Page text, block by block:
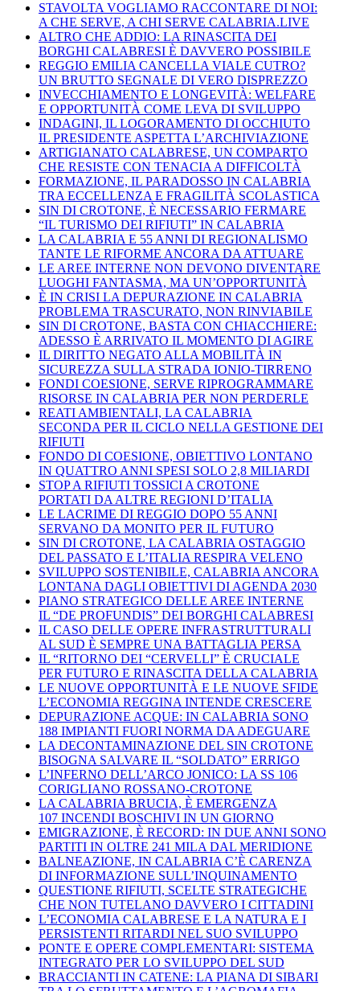
STAVOLTA VOGLIAMO RACCONTARE DI NOI:
A CHE SERVE, A CHI SERVE CALABRIA.LIVE
ALTRO CHE ADDIO: LA RINASCITA DEI
BORGHI CALABRESI È DAVVERO POSSIBILE
REGGIO EMILIA CANCELLA VIALE CUTRO?
UN BRUTTO SEGNALE DI VERO DISPREZZO
INVECCHIAMENTO E LONGEVITÀ: WELFARE
E OPPORTUNITÀ COME LEVA DI SVILUPPO
INDAGINI, IL LOGORAMENTO DI OCCHIUTO
IL PRESIDENTE ASPETTA L’ARCHIVIAZIONE
ARTIGIANATO CALABRESE, UN COMPARTO
CHE RESISTE CON TENACIA A DIFFICOLTÀ
FORMAZIONE, IL PARADOSSO IN CALABRIA
TRA ECCELLENZA E FRAGILITÀ SCOLASTICA
SIN DI CROTONE, È NECESSARIO FERMARE
“IL TURISMO DEI RIFIUTI” IN CALABRIA
LA CALABRIA E 55 ANNI DI REGIONALISMO
TANTE LE RIFORME ANCORA DA ATTUARE
LE AREE INTERNE NON DEVONO DIVENTARE
LUOGHI FANTASMA, MA UN’OPPORTUNITÀ
È IN CRISI LA DEPURAZIONE IN CALABRIA
PROBLEMA TRASCURATO, NON RINVIABILE
SIN DI CROTONE, BASTA CON CHIACCHIERE:
ADESSO È ARRIVATO IL MOMENTO DI AGIRE
IL DIRITTO NEGATO ALLA MOBILITÀ IN
SICUREZZA SULLA STRADA IONIO-TIRRENO
FONDI COESIONE, SERVE RIPROGRAMMARE
RISORSE IN CALABRIA PER NON PERDERLE
REATI AMBIENTALI, LA CALABRIA
SECONDA PER IL CICLO NELLA GESTIONE DEI
RIFIUTI
FONDO DI COESIONE, OBIETTIVO LONTANO
IN QUATTRO ANNI SPESI SOLO 2,8 MILIARDI
STOP A RIFIUTI TOSSICI A CROTONE
PORTATI DA ALTRE REGIONI D’ITALIA
LE LACRIME DI REGGIO DOPO 55 ANNI
SERVANO DA MONITO PER IL FUTURO
SIN DI CROTONE, LA CALABRIA OSTAGGIO
DEL PASSATO E L’ITALIA RESPIRA VELENO
SVILUPPO SOSTENIBILE, CALABRIA ANCORA
LONTANA DAGLI OBIETTIVI DI AGENDA 2030
PIANO STRATEGICO DELLE AREE INTERNE
IL “DE PROFUNDIS” DEI BORGHI CALABRESI
IL CASO DELLE OPERE INFRASTRUTTURALI
AL SUD È SEMPRE UNA BATTAGLIA PERSA
IL “RITORNO DEI “CERVELLI” È CRUCIALE
PER FUTURO E RINASCITA DELLA CALABRIA
LE NUOVE OPPORTUNITÀ E LE NUOVE SFIDE
L’ECONOMIA REGGINA INTENDE CRESCERE
DEPURAZIONE ACQUE: IN CALABRIA SONO
188 IMPIANTI FUORI NORMA DA ADEGUARE
LA DECONTAMINAZIONE DEL SIN CROTONE
BISOGNA SALVARE IL “SOLDATO” ERRIGO
L’INFERNO DELL’ARCO JONICO: LA SS 106
CORIGLIANO ROSSANO-CROTONE
LA CALABRIA BRUCIA, È EMERGENZA
107 INCENDI BOSCHIVI IN UN GIORNO
EMIGRAZIONE, È RECORD: IN DUE ANNI SONO
PARTITI IN OLTRE 241 MILA DAL MERIDIONE
BALNEAZIONE, IN CALABRIA C’È CARENZA
DI INFORMAZIONE SULL’INQUINAMENTO
QUESTIONE RIFIUTI, SCELTE STRATEGICHE
CHE NON TUTELANO DAVVERO I CITTADINI
L’ECONOMIA CALABRESE E LA NATURA E I
PERSISTENTI RITARDI NEL SUO SVILUPPO
PONTE E OPERE COMPLEMENTARI: SISTEMA
INTEGRATO PER LO SVILUPPO DEL SUD
BRACCIANTI IN CATENE: LA PIANA DI SIBARI